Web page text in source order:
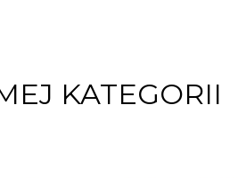
KATEGORII